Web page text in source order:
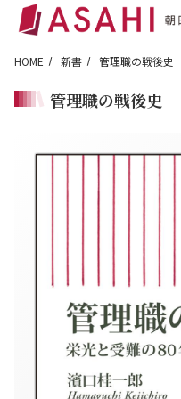
HOME 新書 管理職の戦後史
管理職の戦後史